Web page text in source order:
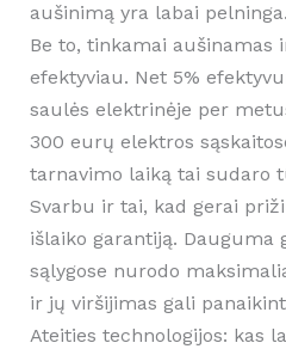
aušinimą yra labai pelninga.
Be to, tinkamai aušinamas
efektyviau. Net 5%
saulės elektrinėje per
300 eurų elektros
tarnavimo laiką tai sudaro
Svarbu ir tai, kad gerai
išlaiko garantiją. Dauguma
sąlygose nurodo
ir jų viršijimas gali
Ateities technologijos: kas